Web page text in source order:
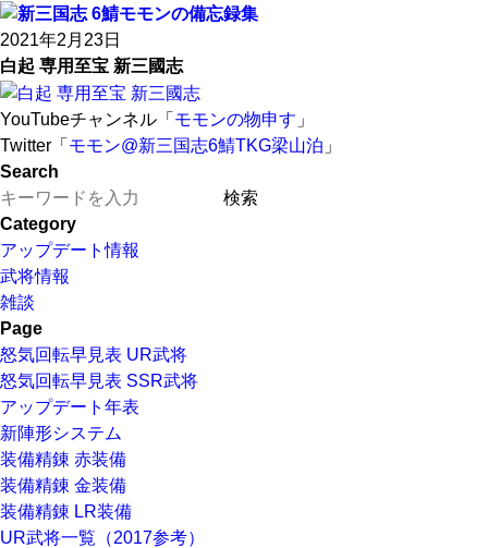
2021年2月23日
白起 専用至宝 新三國志
YouTubeチャンネル「 モモンの物申す 」
Twitter「 モモン@新三国志6鯖TKG梁山泊 」
Search
Category
アップデート情報
武将情報
雑談
Page
怒気回転早見表 UR武将
怒気回転早見表 SSR武将
アップデート年表
新陣形システム
装備精錬 赤装備
装備精錬 金装備
装備精錬 LR装備
UR武将一覧（2017参考）